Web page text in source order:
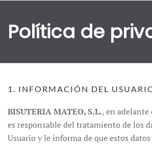
Política de
1. INFORMACIÓN DEL
BISUTERIA MATEO, S.L., en adelante
es responsable del tratamiento de los
Usuario y le informa de que estos